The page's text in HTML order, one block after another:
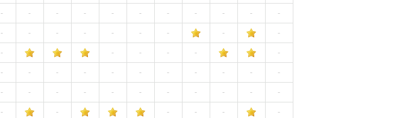
- - - - - - - - - - -
- - - - - - - - -
- - - - - -
- - - - - - - - - - -
- - - - - - - - - - -
- - - - - -